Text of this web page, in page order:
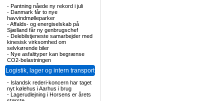
- Pantning nåede ny rekord i juli
- Danmark får to nye
havvindmølleparker
-Affalds- og energiselskab på
Sjælland får ny genbrugschef
- Delebilstjeneste samarbejder med
kinesisk virksomhed om
selvkørende biler
- Nye asfalttyper kan begrænse
CO2-belastningen
Logistik, lager og intern transport
- Islandsk rederi-koncern har taget
nyt kølehus i Aarhus i brug
- Lagerudlejning i Horsens er årets